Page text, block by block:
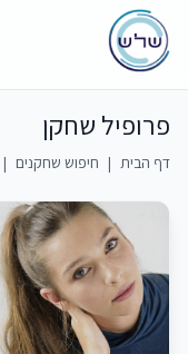
פרופיל שחקן
דף הבית | חיפוש שחקנים |